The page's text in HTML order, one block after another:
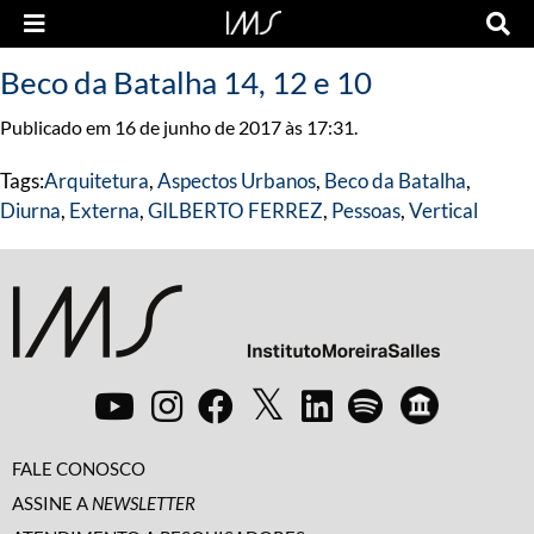
Beco da Batalha 14, 12 e 10
Publicado em 16 de junho de 2017 às 17:31.
Tags:Arquitetura,Aspectos Urbanos, Beco da Batalha,
Diurna, Externa,GILBERTO FERREZ, Pessoas,Vertical
FALE CONOSCO
ASSINE A NEWSLETTER